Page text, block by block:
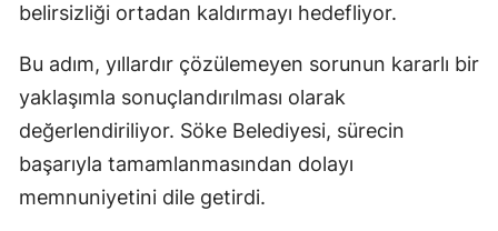
belirsizliği ortadan kaldırmayı hedefliyor.
Bu adım, yıllardır çözülemeyen sorunun kararlı bir
yaklaşımla sonuçlandırılması olarak
değerlendiriliyor. Söke Belediyesi, sürecin
başarıyla tamamlanmasından dolayı
memnuniyetini dile getirdi.